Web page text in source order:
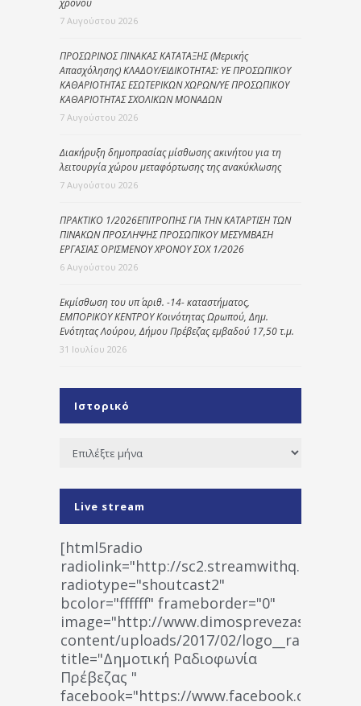
7 Αυγούστου 2026
ΠΡΟΣΩΡΙΝΟΣ ΠΙΝΑΚΑΣ ΚΑΤΑΤΑΞΗΣ (Μερικής
Απασχόλησης) ΚΛΑΔΟΥ/ΕΙΔΙΚΟΤΗΤΑΣ: ΥΕ ΠΡΟΣΩΠΙΚΟΥ
ΚΑΘΑΡΙΟΤΗΤΑΣ ΕΣΩΤΕΡΙΚΩΝ ΧΩΡΩΝ/ΥΕ ΠΡΟΣΩΠΙΚΟΥ
ΚΑΘΑΡΙΟΤΗΤΑΣ ΣΧΟΛΙΚΩΝ ΜΟΝΑΔΩΝ
7 Αυγούστου 2026
Διακήρυξη δημοπρασίας μίσθωσης ακινήτου για τη
λειτουργία χώρου μεταφόρτωσης της ανακύκλωσης
7 Αυγούστου 2026
ΠΡΑΚΤΙΚΟ 1/2026ΕΠΙΤΡΟΠΗΣ ΓΙΑ ΤΗΝ ΚΑΤΑΡΤΙΣΗ ΤΩΝ
ΠΙΝΑΚΩΝ ΠΡΟΣΛΗΨΗΣ ΠΡΟΣΩΠΙΚΟΥ ΜΕΣΥΜΒΑΣΗ
ΕΡΓΑΣΙΑΣ ΟΡΙΣΜΕΝΟΥ ΧΡΟΝΟΥ ΣΟΧ 1/2026
6 Αυγούστου 2026
Εκμίσθωση του υπ΄ αριθ. -14- καταστήματος,
ΕΜΠΟΡΙΚΟΥ ΚΕΝΤΡΟΥ Κοινότητας Ωρωπού, Δημ.
Ενότητας Λούρου, Δήμου Πρέβεζας εμβαδού 17,50 τ.μ.
31 Ιουλίου 2026
Ιστορικό
Ιστορικό
Live stream
[html5radio
radiolink="http://
radiotype="shoutcast2"
bcolor="ffffff" frameborder="0"
image="http://www.dimosprevezas.gr/wp-
content/uploads/2017/02/
title="Δημοτική Ραδιοφωνία
Πρέβεζας "
facebook="https://www.facebook.com/